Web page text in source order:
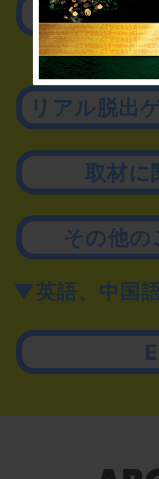
公演内容
▼企業
リアル脱出
取材に
その他
▼英語、中国